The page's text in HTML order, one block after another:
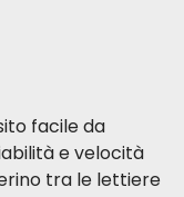
facile da
e velocità
tra le lettiere